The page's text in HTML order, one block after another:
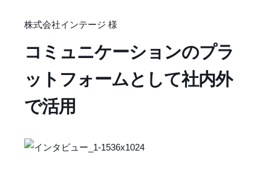
株式会社インテージ 様
コミュニケーションのプラ
ットフォームとして社内外
で活用